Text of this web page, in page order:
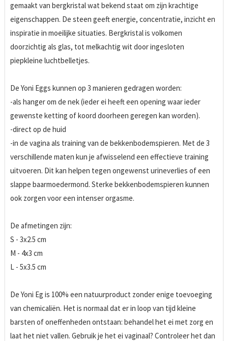
gemaakt van bergkristal wat bekend staat om zijn krachtige
eigenschappen. De steen geeft energie, concentratie, inzicht en
inspiratie in moeilijke situaties. Bergkristal is volkomen
doorzichtig als glas, tot melkachtig wit door ingesloten
piepkleine luchtbelletjes.
De Yoni Eggs kunnen op 3 manieren gedragen worden:
-als hanger om de nek (ieder ei heeft een opening waar ieder
gewenste ketting of koord doorheen geregen kan worden).
-direct op de huid
-in de vagina als training van de bekkenbodemspieren. Met de 3
verschillende maten kun je afwisselend een effectieve training
uitvoeren. Dit kan helpen tegen ongewenst urineverlies of een
slappe baarmoedermond. Sterke bekkenbodemspieren kunnen
ook zorgen voor een intenser orgasme.
De afmetingen zijn:
S - 3x2.5 cm
M - 4x3 cm
L - 5x3.5 cm
De Yoni Eg is 100% een natuurproduct zonder enige toevoeging
van chemicaliën. Het is normaal dat er in loop van tijd kleine
barsten of oneffenheden ontstaan: behandel het ei met zorg en
laat het niet vallen. Gebruik je het ei vaginaal? Controleer het dan